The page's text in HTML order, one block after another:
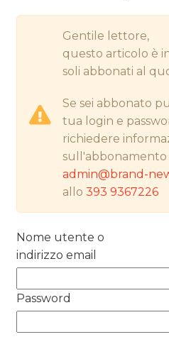
RICERCHE
PREVISIONI/SCENARI
NORMATIVE
CASE HISTORY
OPINIONI
Gentile lettore,
questo articolo è
soli abbonati al
Se sei abbonato
tua login e
richiedere
sull'abbonamento
admin@brand-
allo393 9367226
Nome utente o
indirizzo email
Password